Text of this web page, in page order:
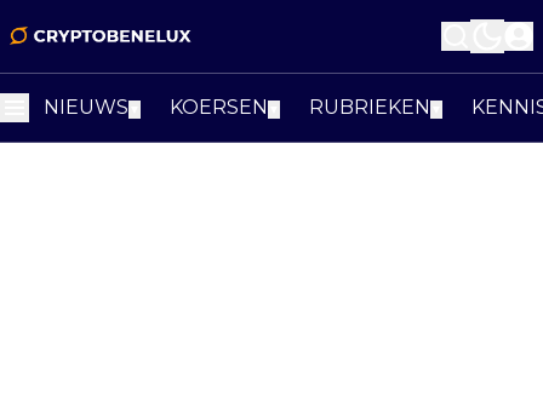
NIEUWS KOERSEN RUBRIEKEN